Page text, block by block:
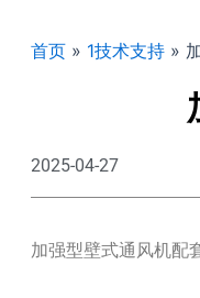
首页 » 1技术支持 »
2025-04-27
加强型壁式通风机配